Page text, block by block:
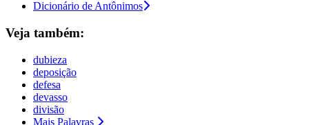
Dicionário de Antônimos
Veja também:
dubieza
deposição
defesa
devasso
divisão
Mais Palavras